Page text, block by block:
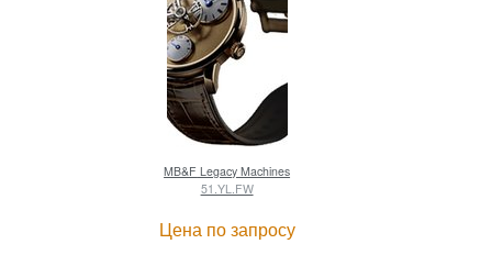
MB&F Legacy Machines
51.YL.FW
Цена по запросу